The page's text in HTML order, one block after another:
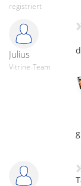
registriert
Julius
Vitrine-Team